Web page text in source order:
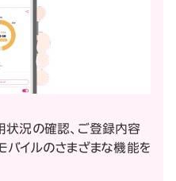
状況の確認、ご登録内容
バイルのさまざまな機能を